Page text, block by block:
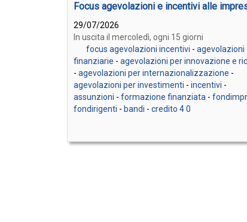
Focus agevolazioni e incentivi alle
29/07/2026
In uscita il mercoledì, ogni 15 giorni
focus agevolazioni incentivi - agevolazioni
finanziarie - agevolazioni per innovazione e
- agevolazioni per internazionalizzazione -
agevolazioni per investimenti - incentivi -
assunzioni - formazione finanziata -
fondirigenti - bandi - credito 4 0